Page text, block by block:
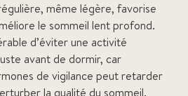
même légère, favorise
le sommeil lent profond.
d’éviter une activité
avant de dormir, car
de vigilance peut retarder
la qualité du sommeil.